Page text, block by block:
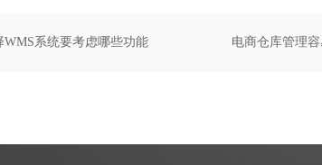
系统要考虑哪些功能 电商仓库管理